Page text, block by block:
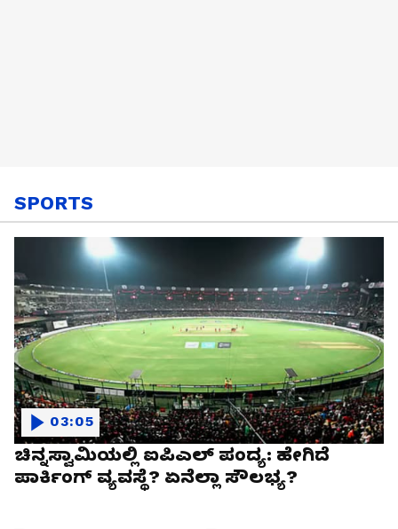
SPORTS
ಚಿನ್ನಸ್ವಾಮಿಯಲ್ಲಿ ಐಪಿಎಲ್‌ ಪಂದ್ಯ: ಹೇಗಿದೆ
ಪಾರ್ಕಿಂಗ್ ವ್ಯವಸ್ಥೆ? ಏನೆಲ್ಲಾ ಸೌಲಭ್ಯ?
03:05